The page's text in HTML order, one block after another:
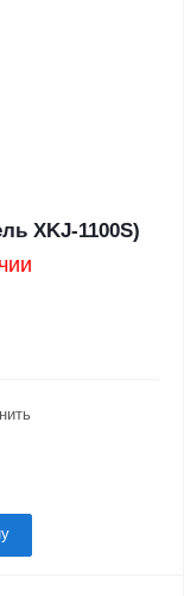
XKJ-1100S)